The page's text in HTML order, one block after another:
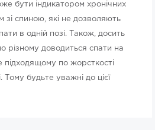
бути індикатором хронічних
зі спиною, які не дозволяють
в одній позі. Також, досить
різному доводиться спати на
підходящому по жорсткості
Тому будьте уважні до цієї